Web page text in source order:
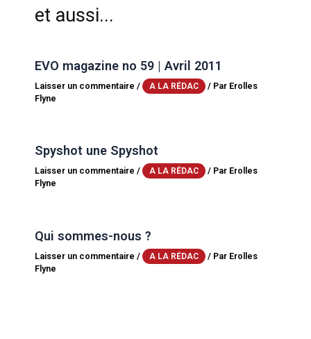
et aussi...
EVO magazine no 59 | Avril 2011
Laisser un commentaire / A LA RÉDAC / Par Erolles
Flyne
Spyshot une Spyshot
Laisser un commentaire / A LA RÉDAC / Par Erolles
Flyne
Qui sommes-nous ?
Laisser un commentaire / A LA RÉDAC / Par Erolles
Flyne